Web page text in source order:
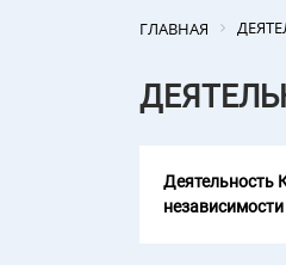
ГЛАВНАЯ
Деятельность
независимости